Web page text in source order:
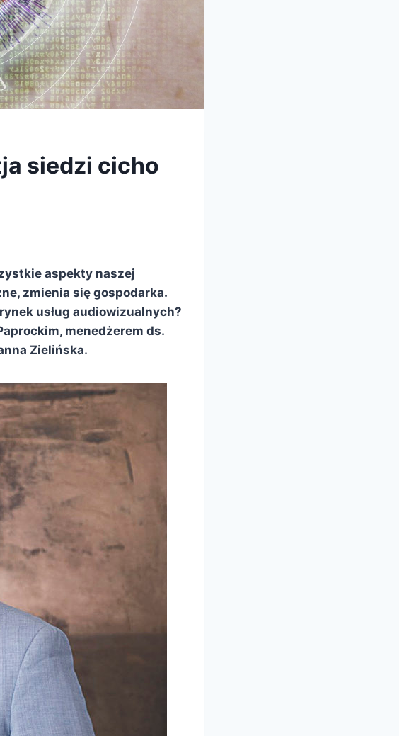
siedzi cicho
aspekty naszej
zmienia się gospodarka.
usług audiowizualnych?
menedżerem ds.
Zielińska.